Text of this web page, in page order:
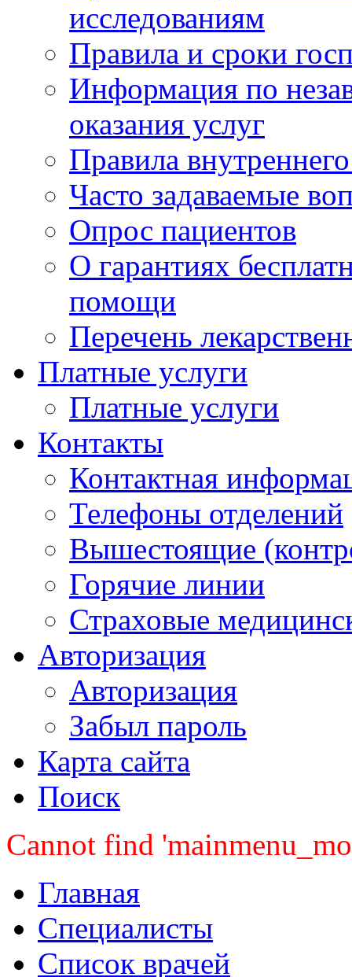
исследованиям
Правила и сроки
Информация по
оказания услуг
Правила
Часто задаваемые
Опрос пациентов
О гарантиях
помощи
Перечень
Платные услуги
Платные услуги
Контакты
Контактная
Телефоны отделений
Вышестоящие
Горячие линии
Страховые
Авторизация
Авторизация
Забыл пароль
Карта сайта
Поиск
Cannot find
Главная
Специалисты
Список врачей